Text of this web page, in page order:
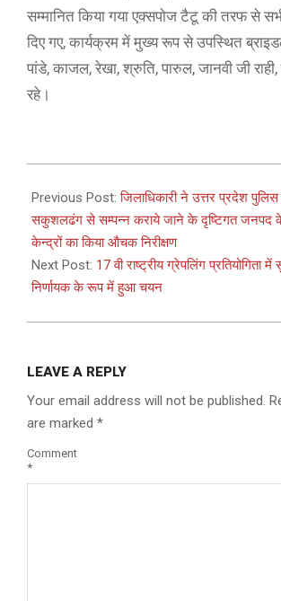
सम्मानित किया गया एक्सपोज टैटू की तरफ से
दिए गए, कार्यक्रम में मुख्य रूप से उपस्थित
पांडे, काजल, रेखा, श्रुति, पारुल, जानवी जी
रहे।
08-
25
Previous Post:जिलाधिकारी ने उत्तर प्रदेश पुलिस
सकुशलढंग से सम्पन्न कराये जाने के दृष्टिगत जनपद के
केन्द्रों का किया औचक निरीक्षण
Next Post: 17 वी राष्ट्रीय ग्रेपलिंग प्रतियोगिता में
निर्णायक के रूप में हुआ चयन
LEAVE A REPLY
Your email address will not be published.
are marked *
Comment
*